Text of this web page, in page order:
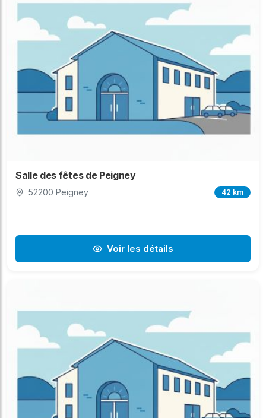
Salle des fêtes de Peigney
52200 Peigney 42 km
Voir les détails